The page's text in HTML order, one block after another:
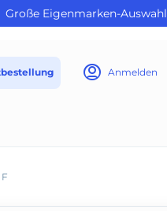
Große Eigenmarken-Auswahl
Anmelden